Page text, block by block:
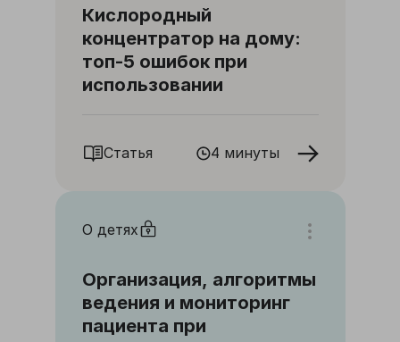
Кислородный
концентратор на дому:
топ-5 ошибок при
использовании
Статья 4 минуты
О детях
Организация, алгоритмы
ведения и мониторинг
пациента при